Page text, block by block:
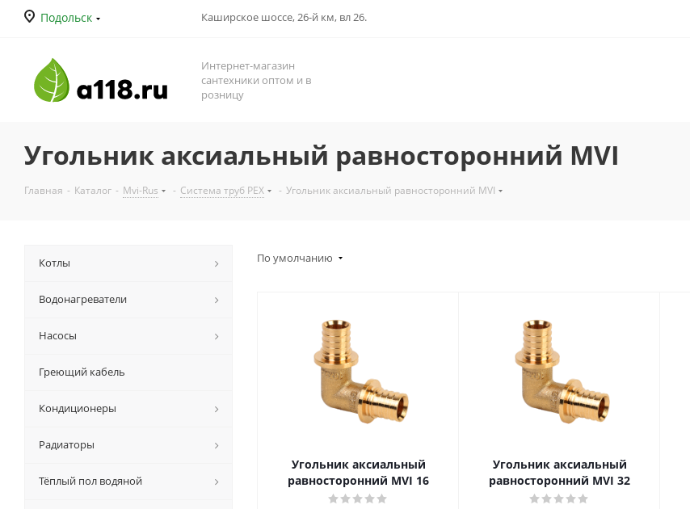
Подольск Каширское шоссе, 26-й км, вл 26.
Интернет-магазин
сантехники оптом и в
розницу
Угольник аксиальный равносторонний MVI
Главная - Каталог - Mvi-Rus - Система труб PEX - Угольник аксиальный равносторонний MVI
По умолчанию
Угольник аксиальный
равносторонний MVI 16
Угольник аксиальный
равносторонний MVI 32
Котлы
Водонагреватели
Насосы
Греющий кабель
Кондиционеры
Радиаторы
Тёплый пол водяной